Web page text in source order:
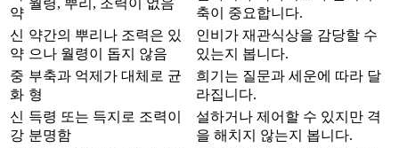
약
축이 중요합니다.
신
약
약간의 뿌리나 조력은 있
으나 월령이 돕지 않음
인비가 재관식상을 감당할 수
있는지 봅니다.
중
화
부축과 억제가 대체로 균
형
희기는 질문과 세운에 따라 달
라집니다.
신
강
득령 또는 득지로 조력이
분명함
설하거나 제어할 수 있지만 격
을 해치지 않는지 봅니다.